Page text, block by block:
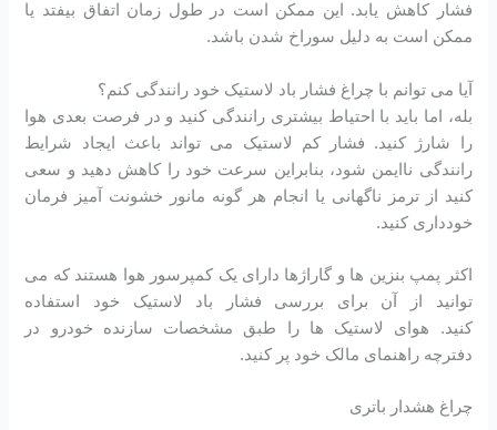
فشار کاهش یابد. این ممکن است در طول زمان اتفاق بیفتد یا
ممکن است به دلیل سوراخ شدن باشد.
آیا می توانم با چراغ فشار باد لاستیک خود رانندگی کنم؟
بله، اما باید با احتیاط بیشتری رانندگی کنید و در فرصت بعدی هوا
را شارژ کنید. فشار کم لاستیک می تواند باعث ایجاد شرایط
رانندگی ناایمن شود، بنابراین سرعت خود را کاهش دهید و سعی
کنید از ترمز ناگهانی یا انجام هر گونه مانور خشونت آمیز فرمان
خودداری کنید.
اکثر پمپ بنزین ها و گاراژها دارای یک کمپرسور هوا هستند که می
توانید از آن برای بررسی فشار باد لاستیک خود استفاده
کنید. هوای لاستیک ها را طبق مشخصات سازنده خودرو در
دفترچه راهنمای مالک خود پر کنید.
چراغ هشدار باتری